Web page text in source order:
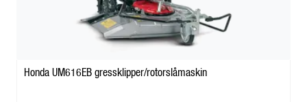
Honda UM616EB gressklipper/rotorslåmaskin